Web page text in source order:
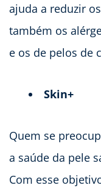
ajuda a reduzir
também os
e os de pelos de
Skin+
Quem se
a saúde da pele
Com esse